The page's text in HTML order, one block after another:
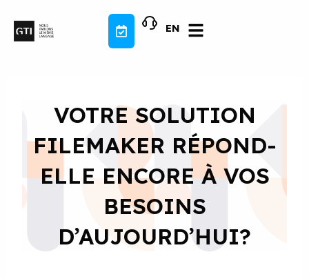
contenu
EN
VOTRE SOLUTION
FILEMAKER RÉPOND-
ELLE ENCORE À VOS
BESOINS
D’AUJOURD’HUI?